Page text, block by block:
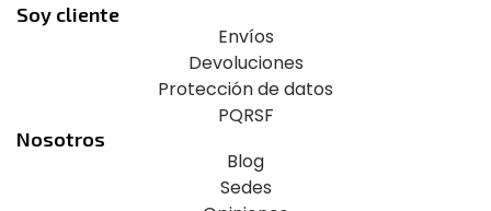
Soy cliente
Envíos
Devoluciones
Protección de datos
PQRSF
Nosotros
Blog
Sedes